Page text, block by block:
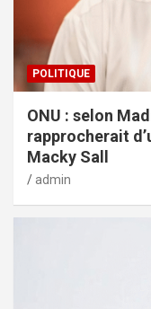
POLITIQUE
ONU : selon
rapprocherait
Macky Sall
admin